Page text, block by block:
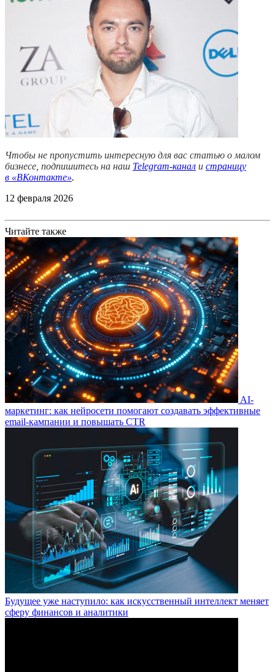
Чтобы не пропустить интересную для вас статью о малом
бизнесе, подпишитесь на наш Telegram-канал и страницу
в «ВКонтакте».
12 февраля 2026
Читайте также
AI-
маркетинг: как нейросети помогают создавать эффективные
email-кампании и повышать CTR
Будущее уже наступило: как искусственный интеллект меняет
сферу финансов и аналитики